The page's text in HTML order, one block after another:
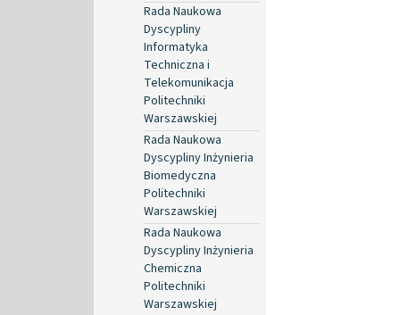
Rada Naukowa
Dyscypliny
Informatyka
Techniczna i
Telekomunikacja
Politechniki
Warszawskiej
Rada Naukowa
Dyscypliny Inżynieria
Biomedyczna
Politechniki
Warszawskiej
Rada Naukowa
Dyscypliny Inżynieria
Chemiczna
Politechniki
Warszawskiej